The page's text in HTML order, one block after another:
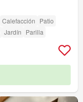
Calefacción Patio
Jardín Parilla